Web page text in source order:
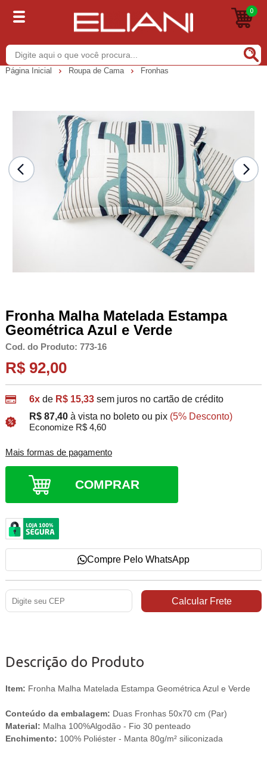
0
Página Inicial Roupa de Cama Fronhas
Fronha Malha Matelada Estampa
Geométrica Azul e Verde
Cod. do Produto: 773-16
R$ 92,00
6xde R$ 15,33 sem juros no cartão de crédito
R$ 87,40 à vista no boleto ou pix (5% Desconto)
Economize R$ 4,60
Mais formas de pagamento
COMPRAR
Compre Pelo WhatsApp
Descrição do Produto
Item: Fronha Malha Matelada Estampa Geométrica Azul e Verde
Conteúdo da embalagem: Duas Fronhas 50x70 cm (Par)
Material: Malha 100%Algodão - Fio 30 penteado
Enchimento: 100% Poliéster - Manta 80g/m² siliconizada